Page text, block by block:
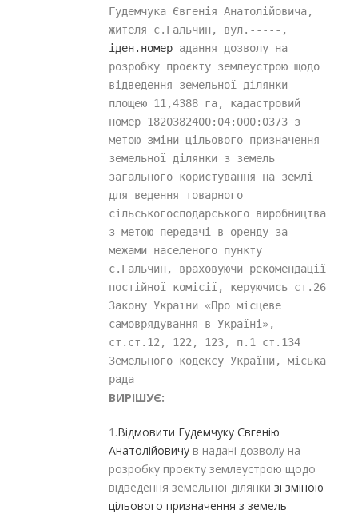
Гудемчука Євгенія Анатолійовича,
іден.номер адання дозволу на
розробку проєкту землеустрою щодо
відведення земельної ділянки
площею 11,4388 га, кадастровий
номер 1820382400:04:000:0373 з
метою зміни цільового призначення
земельної ділянки з земель
загального користування на землі
для ведення товарного
сільськогосподарського виробництва
з метою передачі в оренду за
межами населеного пункту
с.Гальчин, враховуючи рекомендації
постійної комісії, керуючись ст.26
Закону України «Про місцеве
самоврядування в Україні»,
ст.ст.12, 122, 123, п.1 ст.134
Земельного кодексу України, міська
рада
ВИРІШУЄ:
1.Відмовити Гудемчуку Євгенію
Анатолійовичу в надані дозволу на
розробку проєкту землеустрою щодо
відведення земельної ділянки зі зміною
цільового призначення з земель